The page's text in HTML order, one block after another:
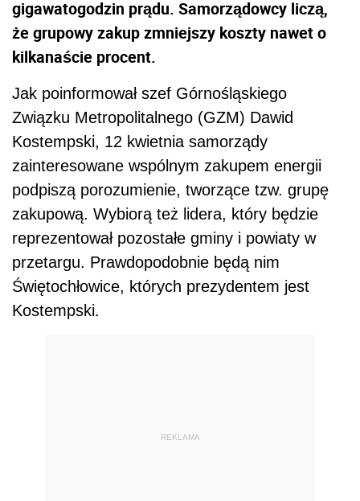
gigawatogodzin prądu. Samorządowcy liczą,
że grupowy zakup zmniejszy koszty nawet o
kilkanaście procent.
Jak poinformował szef Górnośląskiego
Związku Metropolitalnego (GZM) Dawid
Kostempski, 12 kwietnia samorządy
zainteresowane wspólnym zakupem energii
podpiszą porozumienie, tworzące tzw. grupę
zakupową. Wybiorą też lidera, który będzie
reprezentował pozostałe gminy i powiaty w
przetargu. Prawdopodobnie będą nim
Świętochłowice, których prezydentem jest
Kostempski.
REKLAMA